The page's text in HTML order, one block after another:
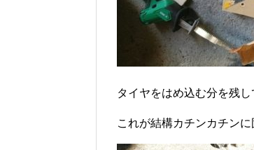
タイヤをはめ込む分を残
これが結構カチンカチンに